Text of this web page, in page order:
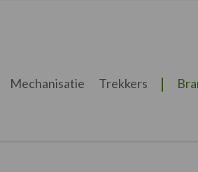
Mechanisatie Trekkers